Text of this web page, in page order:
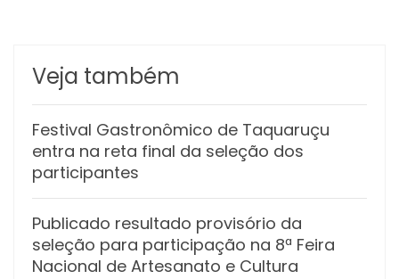
Veja também
Festival Gastronômico de Taquaruçu
entra na reta final da seleção dos
participantes
Publicado resultado provisório da
seleção para participação na 8ª Feira
Nacional de Artesanato e Cultura